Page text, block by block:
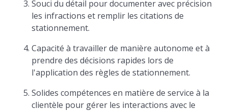
Souci du détail pour documenter avec précision
les infractions et remplir les citations de
stationnement.
Capacité à travailler de manière autonome et à
prendre des décisions rapides lors de
l'application des règles de stationnement.
Solides compétences en matière de service à la
clientèle pour gérer les interactions avec le